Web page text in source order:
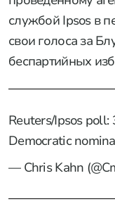
службой Ipsos в
свои голоса за
беспартийных
Reuters/Ipsos
Democratic
— Chris Kahn